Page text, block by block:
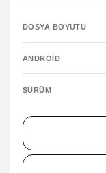
DOSYA BOYUTU
ANDROID
SÜRÜM